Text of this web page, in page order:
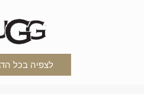
לצפיה בכל